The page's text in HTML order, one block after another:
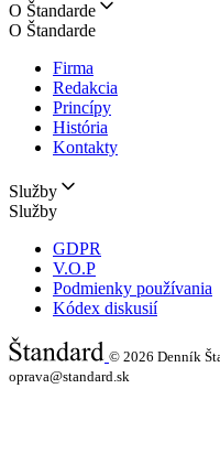
O Štandarde
O Štandarde
Firma
Redakcia
Princípy
História
Kontakty
Služby
Služby
GDPR
V.O.P
Podmienky používania
Kódex diskusií
© 2026 Denník
oprava@standard.sk